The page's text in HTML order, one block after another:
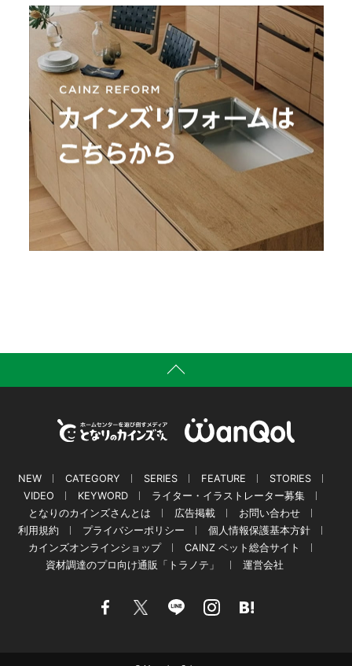
NEW CATEGORY SERIES FEATURE
STORIES
VIDEO
KEYWORD
ライター・イラストレーター募集
となりのカインズさんとは
広告掲載
お問い合わせ
利用規約
プライバシーポリシー
個人情報保護基本方針
カインズオンラインショップ
CAINZ ペット総合サイト
資材調達のプロ向け通販「トラノテ」
運営会社